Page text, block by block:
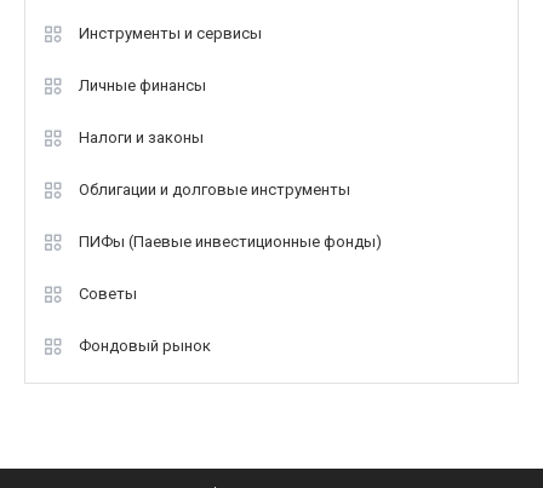
Инструменты и сервисы
Личные финансы
Налоги и законы
Облигации и долговые инструменты
ПИФы (Паевые инвестиционные фонды)
Советы
Фондовый рынок